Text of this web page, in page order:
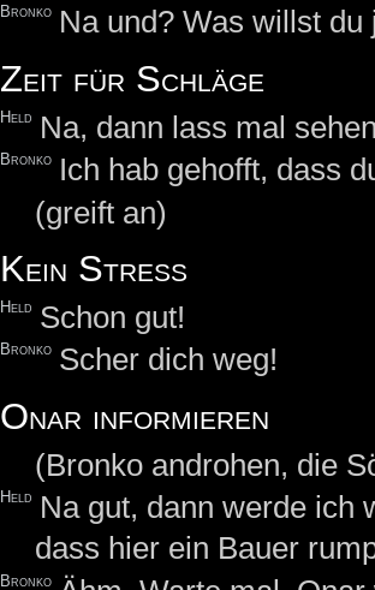
Bronko Na und? Was willst du
Zeit für Schläge
Held Na, dann lass mal
Bronko Ich hab gehofft, dass
(greift an)
Kein Stress
Held Schon gut!
Bronko Scher dich weg!
Onar informieren
(Bronko androhen, die
Held
Na gut, dann werde ich
dass hier ein Bauer
Bronko